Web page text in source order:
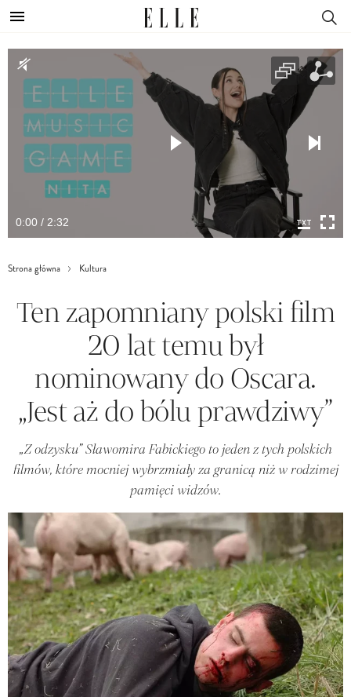
0:00 / 2:32
Strona główna Kultura
Ten zapomniany polski film
20 lat temu był
nominowany do Oscara.
„Jest aż do bólu prawdziwy”
„Z odzysku” Sławomira Fabickiego to jeden z tych polskich
filmów, które mocniej wybrzmiały za granicą niż w rodzimej
pamięci widzów.